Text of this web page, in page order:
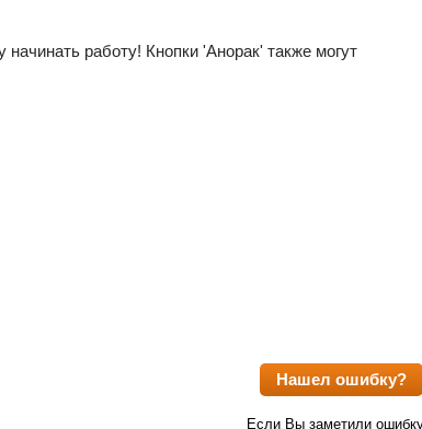
работу! Кнопки ʹАноракʹ также могут
Нашел ошибку?
Если Вы заметили